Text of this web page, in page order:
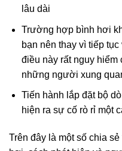
lâu dài
Trường hợp bình hơi
bạn nên thay vì tiếp
điều này rất nguy hiểm
những người xung
Tiến hành lắp đặt bộ
hiện ra sự cố rò rỉ một
Trên đây là một số chia